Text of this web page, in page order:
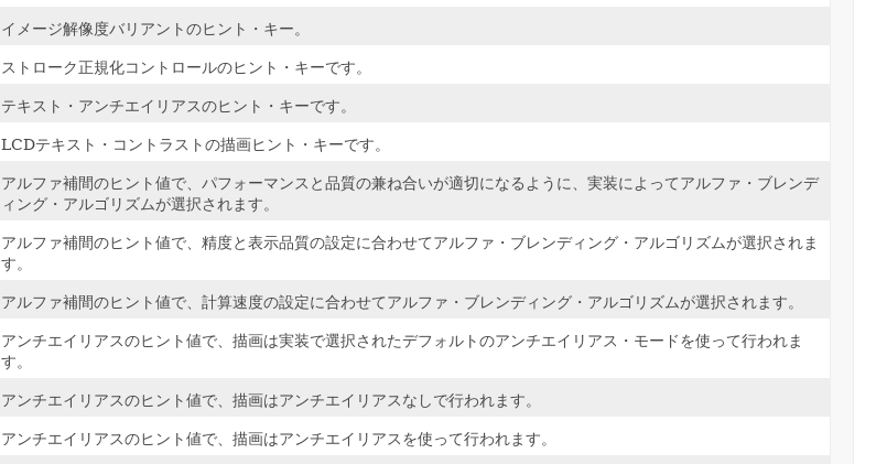
イメージ解像度バリアントのヒント・キー。
ストローク正規化コントロールのヒント・キーです。
テキスト・アンチエイリアスのヒント・キーです。
LCDテキスト・コントラストの描画ヒント・キーです。
アルファ補間のヒント値で、パフォーマンスと品質の兼ね合いが適切になるように、実装によってアルファ・ブレンデ
ィング・アルゴリズムが選択されます。
アルファ補間のヒント値で、精度と表示品質の設定に合わせてアルファ・ブレンディング・アルゴリズムが選択されま
す。
アルファ補間のヒント値で、計算速度の設定に合わせてアルファ・ブレンディング・アルゴリズムが選択されます。
アンチエイリアスのヒント値で、描画は実装で選択されたデフォルトのアンチエイリアス・モードを使って行われま
す。
アンチエイリアスのヒント値で、描画はアンチエイリアスなしで行われます。
アンチエイリアスのヒント値で、描画はアンチエイリアスを使って行われます。